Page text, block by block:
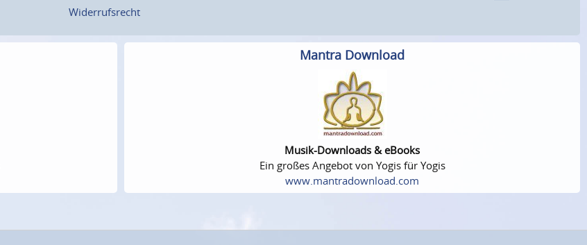
Widerrufsrecht
Mantra Download
Musik-Downloads & eBooks
Ein großes Angebot von Yogis für Yogis
www.mantradownload.com